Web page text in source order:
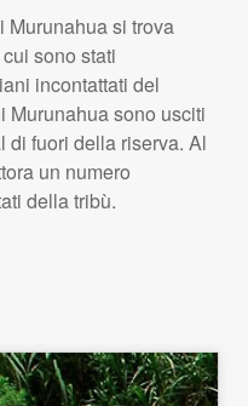
Murunahua si trova
sono stati
incontattati del
Murunahua sono usciti
di fuori della riserva. Al
un numero
della tribù.